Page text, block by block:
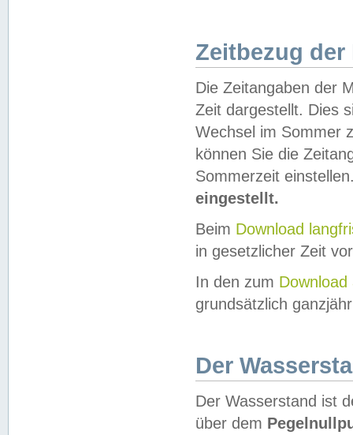
Zeitbezug der
Die Zeitangaben der
Zeit dargestellt. Dies
Wechsel im Sommer
können Sie die
Sommerzeit
eingestellt.
Beim Download
in gesetzlicher Zeit
In den zum Download
grundsätzlich
Der
Der Wasserstand ist
über dem